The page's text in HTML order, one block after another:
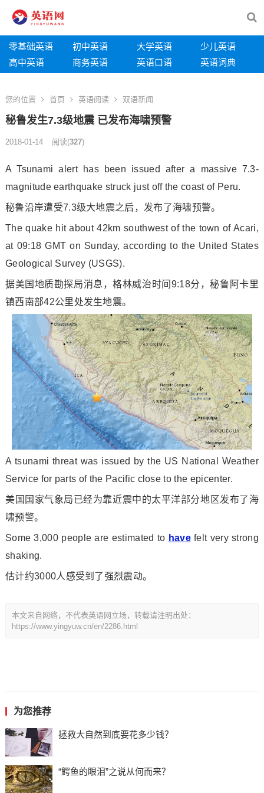
零基础英语 初中英语 大学英语
少儿英语
高中英语
商务英语 英语口语 英语词典
您的位置 首页 英语阅读 双语新闻
秘鲁发生7.3级地震 已发布海啸预警
2018-01-14 阅读(327)
A Tsunami a lert has been issued after a massive 7.3-
magnitude earthquake struck just off the coast of Peru.
秘鲁沿岸遭受7.3级大地震之后，发布了海啸预警。
The quake hit a bout 42km southwest of the town of Acari,
at 09:18 GMT on Sunday, according to the United States
Geological Survey (USGS).
据美国地质勘探局消息，格林威治时间9:18分，秘鲁阿卡里
镇西南部42公里处发生地震。
A tsunami threat was issued by the US National Weather
Service for parts of the Pacific close to the epicenter.
美国国家气象局已经为靠近震中的太平洋部分地区发布了海
啸预警。
Some 3,000 people are estimated to havefelt very strong
shaking.‍
估计约3000人感受到了强烈震动。
本文来自网络，不代表英语网立场，转载请注明出处：
https://www.yingyuw.cn/en/2286.html
为您推荐
拯救大自然到底要花多少钱？
“鳄鱼的眼泪”之说从何而来？